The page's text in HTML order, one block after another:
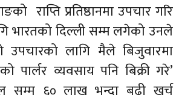
राप्ति प्रतिष्ठानमा उपचार गरि
भारतको दिल्ली सम्म लगेको उनले
उपचारको लागि मैले बिजुवारमा
पार्लर व्यवसाय पनि बिक्री गरे’